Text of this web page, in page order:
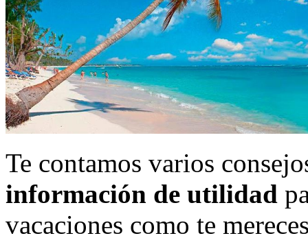
Te contamos varios
información de utilidad
vacaciones como te